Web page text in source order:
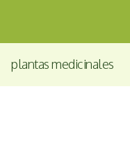
plantas medicinales